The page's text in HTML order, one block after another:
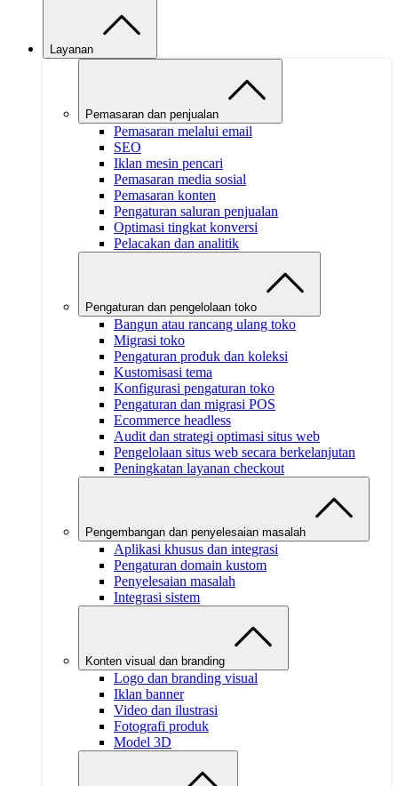
Layanan
Pemasaran dan penjualan
Pemasaran melalui email
SEO
Iklan mesin pencari
Pemasaran media sosial
Pemasaran konten
Pengaturan saluran penjualan
Optimasi tingkat konversi
Pelacakan dan analitik
Pengaturan dan pengelolaan toko
Bangun atau rancang ulang toko
Migrasi toko
Pengaturan produk dan koleksi
Kustomisasi tema
Konfigurasi pengaturan toko
Pengaturan dan migrasi POS
Ecommerce headless
Audit dan strategi optimasi situs web
Pengelolaan situs web secara berkelanjutan
Peningkatan layanan checkout
Pengembangan dan penyelesaian masalah
Aplikasi khusus dan integrasi
Pengaturan domain kustom
Penyelesaian masalah
Integrasi sistem
Konten visual dan branding
Logo dan branding visual
Iklan banner
Video dan ilustrasi
Fotografi produk
Model 3D